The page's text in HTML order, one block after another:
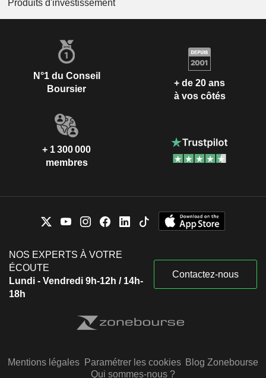
Produits d'investissement
N°1 du Conseil
Boursier
+ de 20 ans
à vos côtés
+ 1 300 000
membres
NOS EXPERTS À VOTRE
ÉCOUTE
Lundi - Vendredi 9h-12h / 14h-
18h
Contactez-nous
Mentions légales Paramétrer les cookies Blog Zonebourse
Qui sommes-nous ?